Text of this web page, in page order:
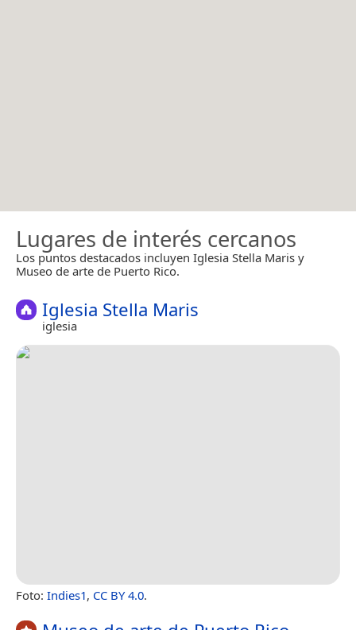
Lugares de interés cercanos
Los puntos destacados incluyen Iglesia Stella Maris y
Museo de arte de Puerto Rico.
Iglesia Stella Maris
iglesia
Foto: Indies1, CC BY 4.0.